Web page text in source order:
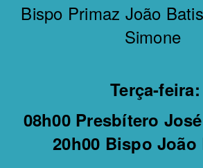
Bispo Primaz João
Simone
Terça-feira:
08h00 Presbítero
20h00 Bispo João